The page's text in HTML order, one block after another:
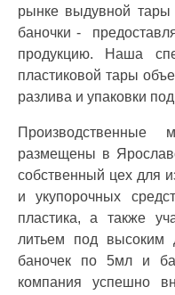
рынке выдувной
баночки -
продукцию. Наша
пластиковой тары
разлива и упаковки под
размещены в
собственный цех для
и укупорочных
пластика, а также
литьем под высоким
баночек по 5мл и
компания успешно